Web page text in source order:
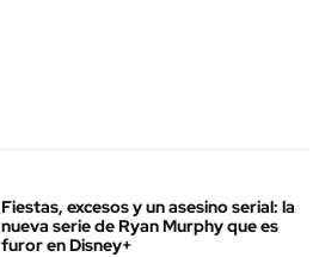
Fiestas, excesos y un asesino serial: la
nueva serie de Ryan Murphy que es
furor en Disney+